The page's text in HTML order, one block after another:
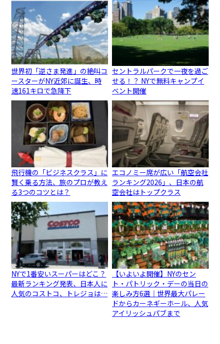
世界初「逆さま発進」の絶叫コ
ースターがNY近郊に誕生、時
速161キロで急降下
セントラルパークで一夜を過ご
せる！？ NYで無料キャンプイ
ベント開催
飛行機の「ビジネスクラス」に
賢く乗る方法、旅のプロが教え
る3つのコツとは？
エコノミー席が広い「航空会社
ランキング2026」、日本の航
空会社はトップクラス
NYで1番安いスーパーはどこ？
最新ランキング発表、日本人に
人気のコストコ、トレジョは…
【いよいよ開催】NYのセン
ト・パトリック・デーの当日の
楽しみ方6選｜世界最大パレー
ドからカーネギーホール、人気
アイリッシュパブまで